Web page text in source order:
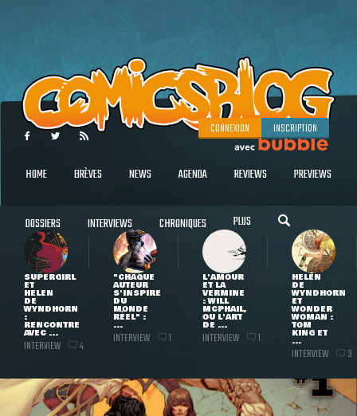
CONNEXION INSCRIPTION
HOME BRÈVES NEWS AGENDA REVIEWS PREVIEWS
DOSSIERS INTERVIEWS CHRONIQUES PLUS
SUPERGIRL
ET
HELEN
DE
WYNDHORN
:
RENCONTRE
AVEC ...
INTERVIEW 4
"CHAQUE
AUTEUR
S'INSPIRE
DU
MONDE
RÉEL" :
...
INTERVIEW 1
L'AMOUR
ET LA
VERMINE
: WILL
MCPHAIL,
OU L'ART
DE ...
INTERVIEW 1
HELEN
DE
WYNDHORN
ET
WONDER
WOMAN :
TOM
KING ET
...
INTERVIEW 3